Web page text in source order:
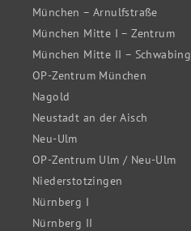
München – Arnulfstraße
München Mitte I – Zentrum
München Mitte II – Schwabing
OP-Zentrum München
Nagold
Neustadt an der Aisch
Neu-Ulm
OP-Zentrum Ulm / Neu-Ulm
Niederstotzingen
Nürnberg I
Nürnberg II